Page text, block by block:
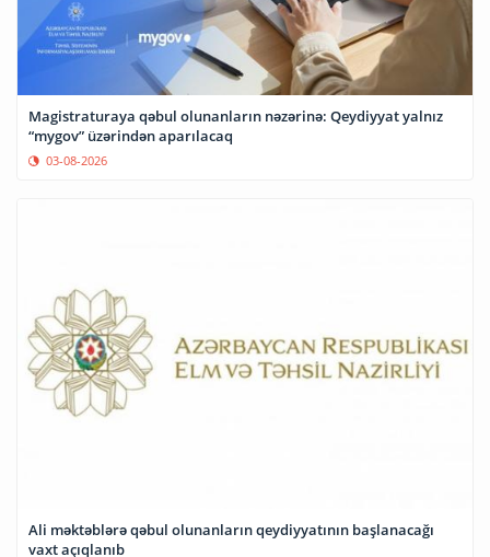
Magistraturaya qəbul olunanların nəzərinə: Qeydiyyat yalnız
“mygov” üzərindən aparılacaq
03-08-2026
Ali məktəblərə qəbul olunanların qeydiyyatının başlanacağı
vaxt açıqlanıb